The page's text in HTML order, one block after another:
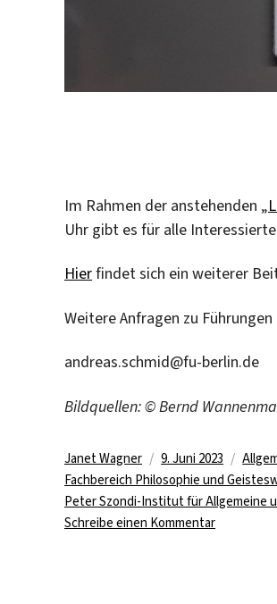
Im Rahmen der anstehenden „
Uhr gibt es für alle
Hierfindet sich ein weiterer
Weitere Anfragen zu
andreas.schmid@fu-berlin.de
Bildquellen: © Bernd
Autor
Janet Wagner
Veröffentlicht
am
9. Juni 2023
Fachbereich Philosophie und
Peter Szondi-Institut für Allgemeine
Schreibe einen Kommentarzu